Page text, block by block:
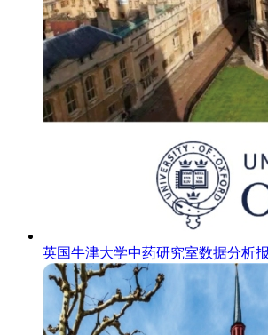
英国牛津大学中药研究室数据分析